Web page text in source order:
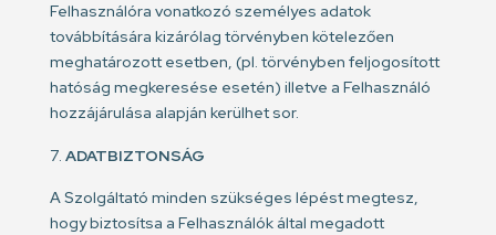
Felhasználóra vonatkozó személyes adatok
továbbítására kizárólag törvényben kötelezően
meghatározott esetben, (pl. törvényben feljogosított
hatóság megkeresése esetén) illetve a Felhasználó
hozzájárulása alapján kerülhet sor.
ADATBIZTONSÁG
A Szolgáltató minden szükséges lépést megtesz,
hogy biztosítsa a Felhasználók által megadott